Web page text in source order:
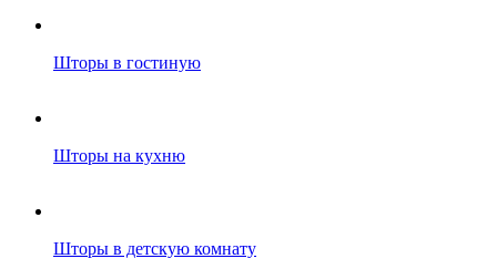
Шторы в гостиную
Шторы на кухню
Шторы в детскую комнату